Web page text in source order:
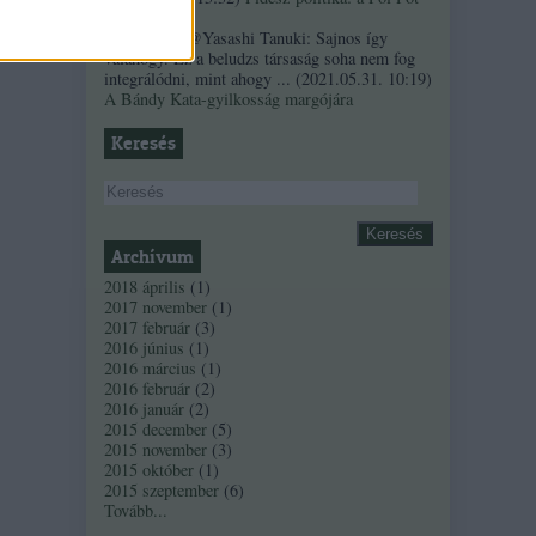
@Yasashi Tanuki: Sajnos így
valahogy. Ez a beludzs társaság soha nem fog
integrálódni, mint ahogy ... (2021.05.31. 10:19)
A Bándy Kata-gyilkosság margójára
Keresés
Archívum
2018 április ( 1 )
2017 november ( 1 )
2017 február (3)
2016 június ( 1 )
2016 március ( 1 )
2016 február (2)
2016 január (2)
2015 december (5)
2015 november (3)
2015 október ( 1 )
2015 szeptember (6)
Tovább...